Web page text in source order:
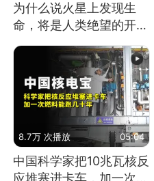
为什么说火星上发现生
命，将是人类绝望的开
始？
8.7万 次播放 05:04
中国科学家把10兆瓦核反
应堆塞进卡车，加一次燃